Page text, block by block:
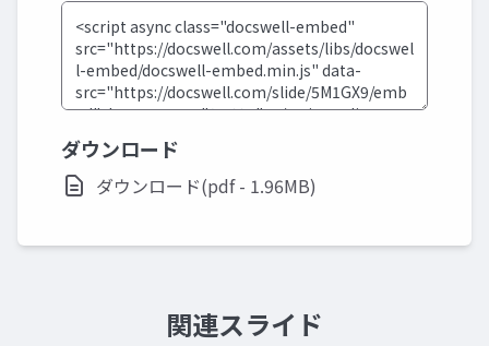
ダウンロード
ダウンロード(pdf - 1.96MB)
関連スライド